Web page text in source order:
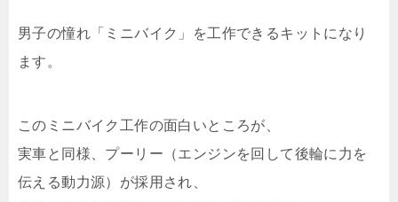
男子の憧れ「ミニバイク」を工作できるキットになり
ます。
このミニバイク工作の面白いところが、
実車と同様、プーリー（エンジンを回して後輪に力を
伝える動力源）が採用され、